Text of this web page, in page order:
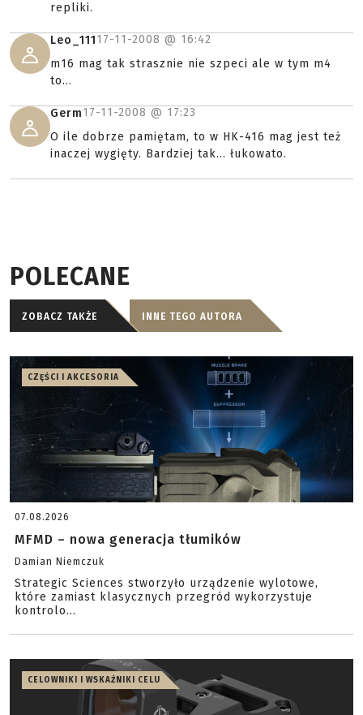
repliki.
Leo_11117-11-2008 @ 16:42
m16 mag tak strasznie nie szpeci ale w tym m4
to...
Germ17-11-2008 @ 17:23
O ile dobrze pamiętam, to w HK-416 mag jest też
inaczej wygięty. Bardziej tak... łukowato.
POLECANE
ZOBACZ TAKŻE INNE TEGO AUTORA
CZĘŚCI I AKCESORIA
07.08.2026
MFMD – nowa generacja tłumików
Damian Niemczuk
Strategic Sciences stworzyło urządzenie wylotowe,
które zamiast klasycznych przegród wykorzystuje
kontrolo...
CELOWNIKI I WSKAŹNIKI CELU